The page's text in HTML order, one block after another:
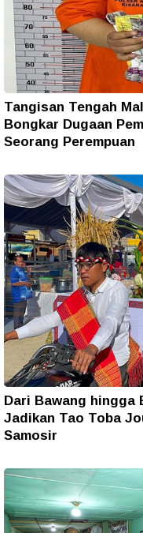
Tangisan Tengah
Bongkar Dugaan
Seorang Perempuan
Dari Bawang hingga
Jadikan Tao Toba
Samosir